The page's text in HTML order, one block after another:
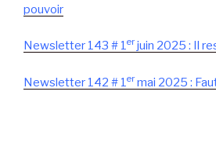
pouvoir
Newsletter 143 # 1erjuin 2025 : Il
Newsletter 142 # 1 ermai 2025 :